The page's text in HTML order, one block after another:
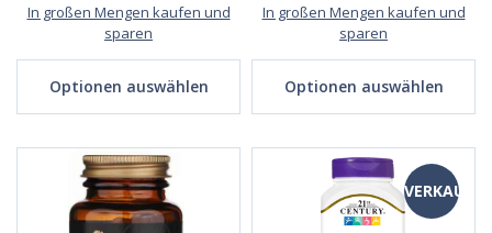
In großen Mengen kaufen und
sparen
Optionen auswählen
In großen Mengen kaufen und
sparen
Optionen auswählen
VERKAUF